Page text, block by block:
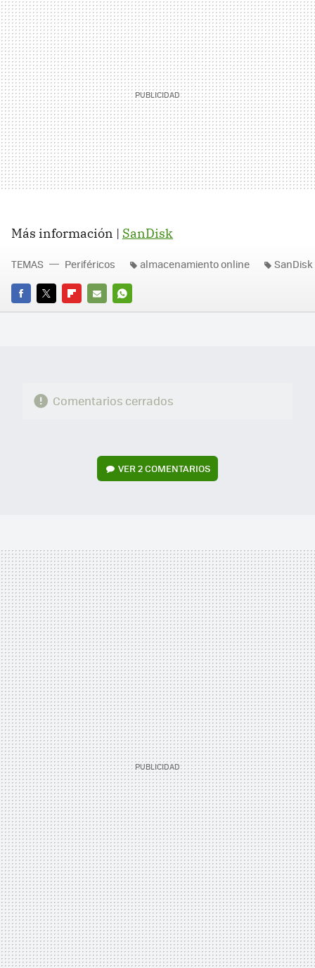
Más información | SanDisk
FACEBOOK
TWITTERFLIPBOARD
E-
WHATSAPP
TEMAS Periféricos almacenamiento online SanDisk
Comentarios cerrados
VER2 COMENTARIOS